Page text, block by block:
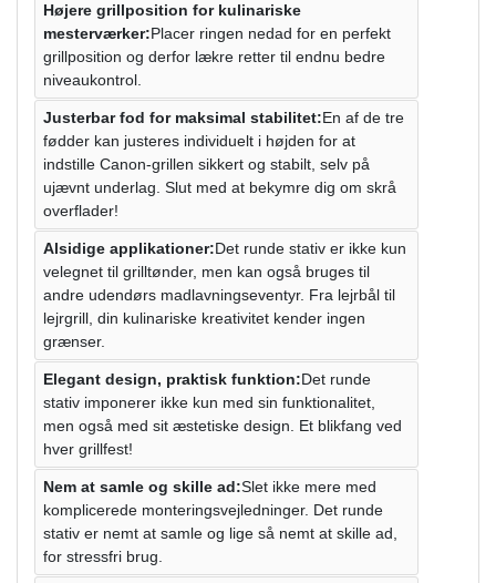
Højere grillposition for kulinariske
mesterværker:Placer ringen nedad for en perfekt
grillposition og derfor lækre retter til endnu bedre
niveaukontrol.
Justerbar fod for maksimal stabilitet:En af de tre
fødder kan justeres individuelt i højden for at
indstille Canon-grillen sikkert og stabilt, selv på
ujævnt underlag. Slut med at bekymre dig om skrå
overflader!
Alsidige applikationer:Det runde stativ er ikke kun
velegnet til grilltønder, men kan også bruges til
andre udendørs madlavningseventyr. Fra lejrbål til
lejrgrill, din kulinariske kreativitet kender ingen
grænser.
Elegant design, praktisk funktion:Det runde
stativ imponerer ikke kun med sin funktionalitet,
men også med sit æstetiske design. Et blikfang ved
hver grillfest!
Nem at samle og skille ad:Slet ikke mere med
komplicerede monteringsvejledninger. Det runde
stativ er nemt at samle og lige så nemt at skille ad,
for stressfri brug.